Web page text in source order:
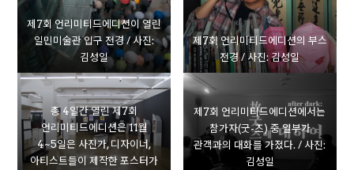
제7회 언리미티드에디션이 열린
일민미술관 입구 전경 / 사진:
김성일
제7회 언리미티드에디션의 부스
전경 / 사진: 김성일
총 4일간 열린 제7회
언리미티드에디션은 11월
4~5일은 사진가, 디자이너,
아티스트들이 제작한 포스터가
제7회 언리미티드에디션에서는
참가자(굿-즈) 중 일부가
관객과의 대화를 가졌다. / 사진:
김성일